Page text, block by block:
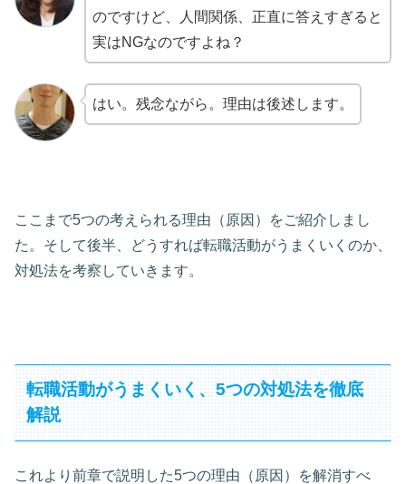
のですけど、人間関係、正直に答えすぎると
実はNGなのですよね？
はい。残念ながら。理由は後述します。
ここまで5つの考えられる理由（原因）をご紹介しまし
た。そして後半、どうすれば転職活動がうまくいくのか、
対処法を考察していきます。
転職活動がうまくいく、5つの対処法を徹底
解説
これより前章で説明した5つの理由（原因）を解消すべ